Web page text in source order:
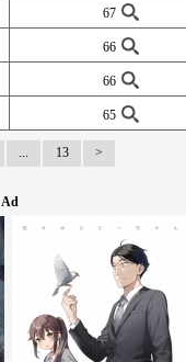
67
66
66
65
... 13
Ad